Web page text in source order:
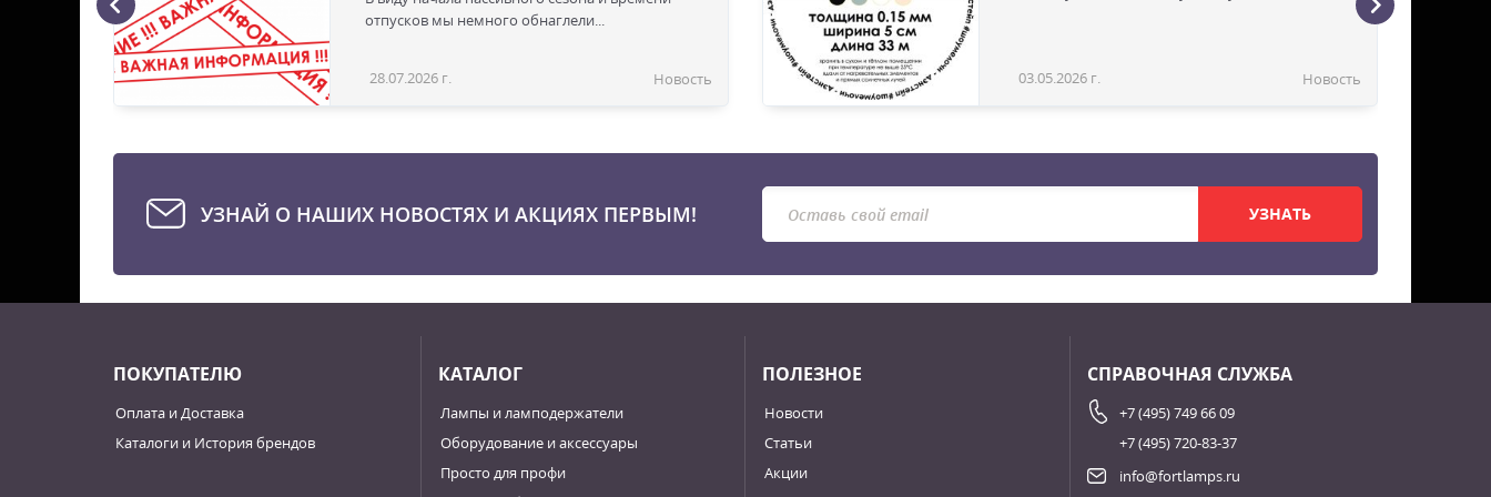
отпусков мы немного обнаглели...
28.07.2026 г. Новость 03.05.2026 г. Новость
УЗНАЙ О НАШИХ НОВОСТЯХ И АКЦИЯХ ПЕРВЫМ! УЗНАТЬ
ПОКУПАТЕЛЮ
Оплата и Доставка
Каталоги и История брендов
КАТАЛОГ
Лампы и ламподержатели
Оборудование и аксессуары
Просто для профи
ПОЛЕЗНОЕ
Новости
Статьи
Акции
СПРАВОЧНАЯ СЛУЖБА
+7 (495) 749 66 09
+7 (495) 720-83-37
info@fortlamps.ru